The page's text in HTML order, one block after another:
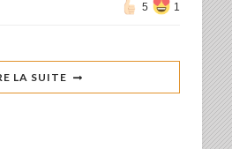
5 1
LA SUITE